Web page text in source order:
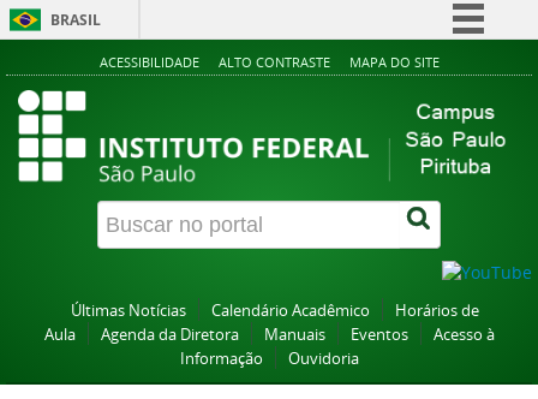
BRASIL
Simplifique!
Participe
Acesso à informação
Legislação
Canais
ACESSIBILIDADE ALTO CONTRASTE MAPA DO SITE
Últimas Notícias Calendário Acadêmico
Horários de
Aula
Agenda da Diretora Manuais Eventos
Acesso à
Informação
Ouvidoria